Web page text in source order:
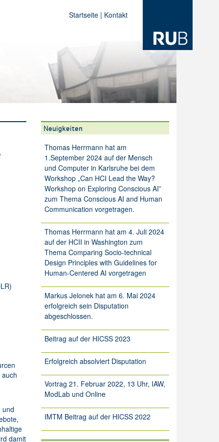
Startseite | Kontakt
und
damit
Neuigkeiten
Thomas Herrmann hat am
1.September 2024 auf der Mensch
und Computer in Karlsruhe bei dem
Workshop „Can HCI Lead the Way?
Workshop on Exploring Conscious AI”
zum Thema Conscious AI and Human
Communication vorgetragen.
Thomas Herrmann hat am 4. Juli 2024
auf der HCII in Washington zum
Thema Comparing Socio-technical
Design Principles with Guidelines for
Human-Centered AI vorgetragen
Markus Jelonek hat am 6. Mai 2024
erfolgreich sein Disputation
abgeschlossen.
Beitrag auf der HICSS 2023
Erfolgreich absolviert Disputation
Vortrag 21. Februar 2022, 13 Uhr, IAW,
ModLab und Online
IMTM Beitrag auf der HICSS 2022